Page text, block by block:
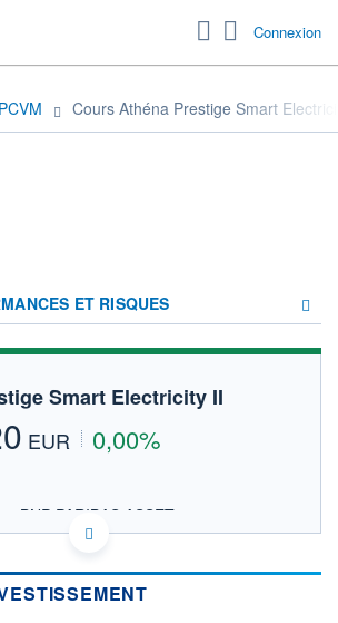
Connexion
Cours Athéna Prestige Smart
ET RISQUES
FORUM
Smart Electricity II
EUR 0,00%
- BNP PARIBAS ASSET
Europe
/ DIC